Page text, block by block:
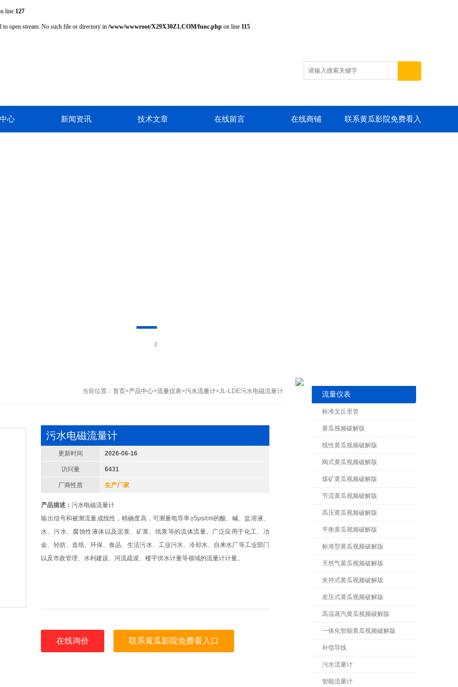
line 127
to open stream: No such file or directory in /www/wwwroot/X29X30Z1.COM/func.php on line 115
心 新闻资讯 技术文章 在线留言 在线商铺 联系黄瓜影院免费看入
流量仪表
标准文丘里管
黄瓜视频破解版
线性黄瓜视频破解版
阀式黄瓜视频破解版
煤矿黄瓜视频破解版
节流黄瓜视频破解版
高压黄瓜视频破解版
平衡黄瓜视频破解版
标准型黄瓜视频破解版
天然气黄瓜视频破解版
夹持式黄瓜视频破解版
差压式黄瓜视频破解版
高温蒸汽黄瓜视频破解版
一体化智能黄瓜视频破解版
补偿导线
污水流量计
智能流量计
当前位置： 首页>产品中心>流量仪表>污水流量计>JL-LDE污水电磁流量计
污水电磁流量计
更新时间 2026-06-16
访问量 6431
厂商性质 生产厂家
产品描述：污水电磁流量计
输出信号和被测流量成线性，精确度高，可测量电导率≥5μs/cm的酸、碱、盐溶液、
水、污水、腐蚀性液体以及泥浆、矿浆、纸浆等的流体流量。广泛应用于化工、冶
金、轻纺、造纸、环保、食品、生活污水、工业污水、冷却水、自来水厂等工业部门
以及市政管理、水利建设、河流疏浚、楼宇供水计量等领域的流量计计量。
在线询价 联系黄瓜影院免费看入口